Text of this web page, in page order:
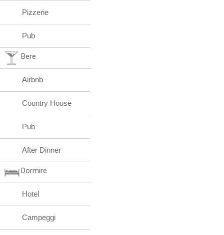
Pizzerie
Pub
Bere
Airbnb
Country House
Pub
After Dinner
Dormire
Hotel
Campeggi